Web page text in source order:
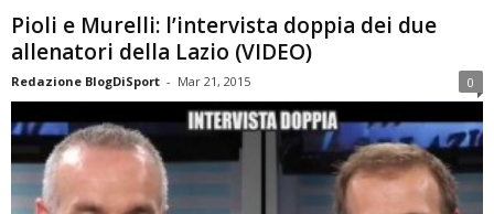
Pioli e Murelli: l’intervista doppia dei due
allenatori della Lazio (VIDEO)
Redazione BlogDiSport - Mar 21, 2015 0